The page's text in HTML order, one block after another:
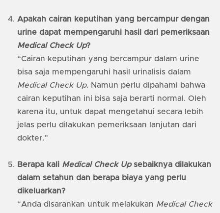
Apakah cairan keputihan yang bercampur dengan
urine dapat mempengaruhi hasil dari pemeriksaan
Medical Check Up?
“Cairan keputihan yang bercampur dalam urine
bisa saja mempengaruhi hasil urinalisis dalam
Medical Check Up. Namun perlu dipahami bahwa
cairan keputihan ini bisa saja berarti normal. Oleh
karena itu, untuk dapat mengetahui secara lebih
jelas perlu dilakukan pemeriksaan lanjutan dari
dokter.”
Berapa kali Medical Check Upsebaiknya dilakukan
dalam setahun dan berapa biaya yang perlu
dikeluarkan?
“Anda disarankan untuk melakukan Medical Check